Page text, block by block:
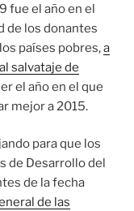
fue el año en el
de los donantes
países pobres,a
salvataje de
el año en el que
mejor a 2015.
para que los
de Desarrollo del
de la fecha
de las